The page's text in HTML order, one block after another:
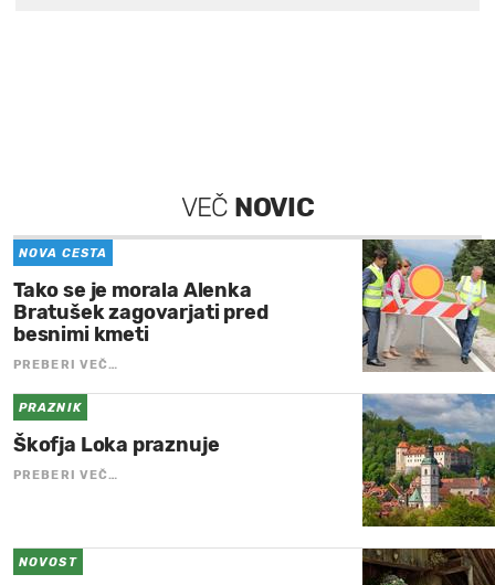
VEČ NOVIC
NOVA CESTA
Tako se je morala Alenka
Bratušek zagovarjati pred
besnimi kmeti
PREBERI VEČ…
PRAZNIK
Škofja Loka praznuje
PREBERI VEČ…
NOVOST